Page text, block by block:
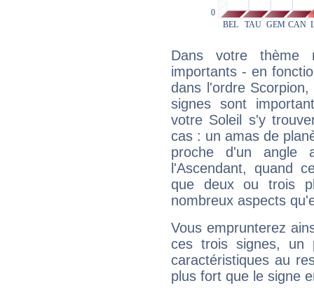
Dans votre thème
importants - en
dans l'ordre
signes sont
votre Soleil s'y
cas : un amas de
proche d'un
l'Ascendant, quand
que deux ou trois
nombreux aspects
Vous emprunterez
ces trois signes, un
caractéristiques au
plus fort que le signe